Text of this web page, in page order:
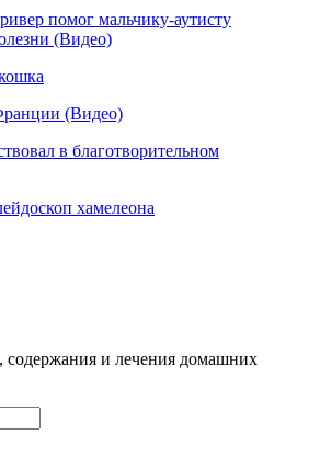
помог мальчику-аутисту
(Видео)
(Видео)
в благотворительном
хамелеона
и лечения домашних